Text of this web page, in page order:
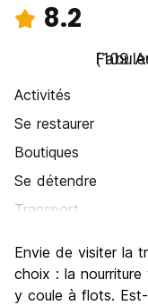
8.2
(109
Activités
Se restaurer
Boutiques
Se détendre
Transport
Culture
Sortir le soir / faire
Envie de visiter la
choix : la
y coule à flots.